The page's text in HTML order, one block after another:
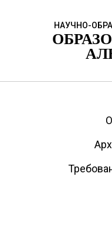
НАУЧНО-